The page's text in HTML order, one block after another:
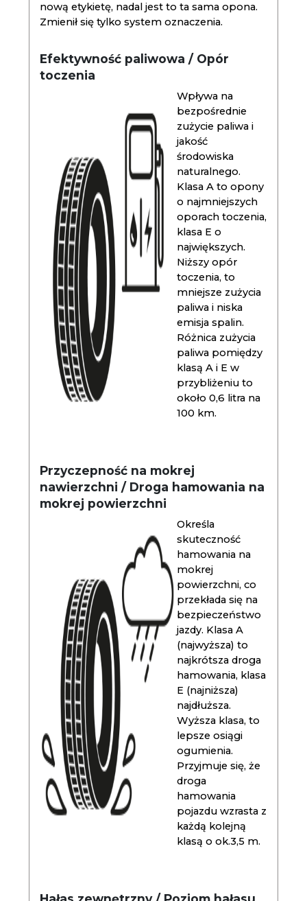
nową etykietę, nadal jest to ta sama opona.
Zmienił się tylko system oznaczenia.
Efektywność paliwowa / Opór
toczenia
Wpływa na
bezpośrednie
zużycie paliwa i
jakość
środowiska
naturalnego.
Klasa A to opony
o najmniejszych
oporach toczenia,
klasa E o
największych.
Niższy opór
toczenia, to
mniejsze zużycia
paliwa i niska
emisja spalin.
Różnica zużycia
paliwa pomiędzy
klasą A i E w
przybliżeniu to
około 0,6 litra na
100 km.
Przyczepność na mokrej
nawierzchni / Droga hamowania na
mokrej powierzchni
Określa
skuteczność
hamowania na
mokrej
powierzchni, co
przekłada się na
bezpieczeństwo
jazdy. Klasa A
(najwyższa) to
najkrótsza droga
hamowania, klasa
E (najniższa)
najdłuższa.
Wyższa klasa, to
lepsze osiągi
ogumienia.
Przyjmuje się, że
droga
hamowania
pojazdu wzrasta z
każdą kolejną
klasą o ok.3,5 m.